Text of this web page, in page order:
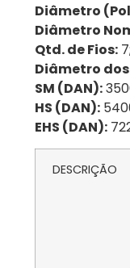
Diâmetro
Diâmetro
Qtd. de Fios: 7;
Diâmetro
SM (DAN):
HS (DAN):
EHS (DAN):
DESCRIÇÃO